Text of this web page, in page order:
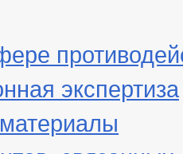
экспертиза